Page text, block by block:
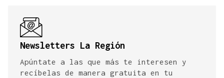
Newsletters La Región
Apúntate a las que más te interesen y
recíbelas de manera gratuita en tu